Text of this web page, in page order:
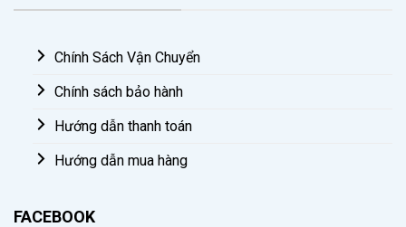
Chính Sách Vận Chuyển
Chính sách bảo hành
Hướng dẫn thanh toán
Hướng dẫn mua hàng
FACEBOOK